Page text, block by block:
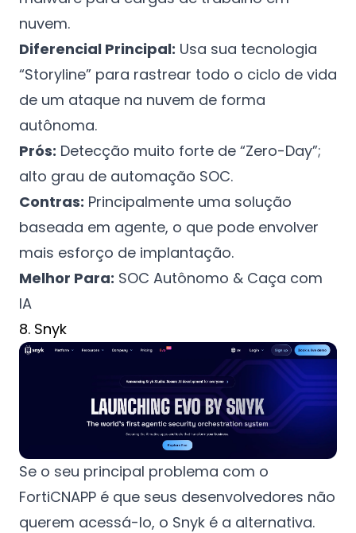
nuvem.
Diferencial Principal: Usa sua tecnologia
“Storyline” para rastrear todo o ciclo de vida
de um ataque na nuvem de forma
autônoma.
Prós: Detecção muito forte de “Zero-Day”;
alto grau de automação SOC.
Contras: Principalmente uma solução
baseada em agente, o que pode envolver
mais esforço de implantação.
Melhor Para: SOC Autônomo & Caça com
IA
8. Snyk
Se o seu principal problema com o
FortiCNAPP é que seus desenvolvedores não
querem acessá-lo, o Snyk é a alternativa.